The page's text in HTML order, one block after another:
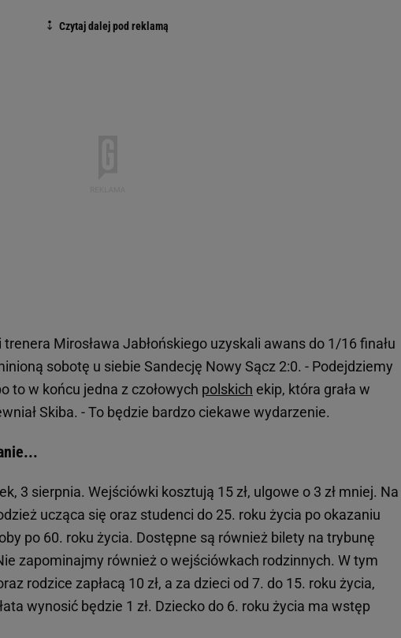
Mirosława Jabłońskiego uzyskali awans do 1/16 finału
sobotę u siebie Sandecję Nowy Sącz 2:0. - Podejdziemy
to w końcu jedna z czołowych polskich ekip, która grała w
Skiba. - To będzie bardzo ciekawe wydarzenie.
3 sierpnia. Wejściówki kosztują 15 zł, ulgowe o 3 zł mniej. Na
ucząca się oraz studenci do 25. roku życia po okazaniu
po 60. roku życia. Dostępne są również bilety na trybunę
zapominajmy również o wejściówkach rodzinnych. W tym
rodzice zapłacą 10 zł, a za dzieci od 7. do 15. roku życia,
wynosić będzie 1 zł. Dziecko do 6. roku życia ma wstęp